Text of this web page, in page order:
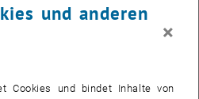
1. Oktober 2011 das neue Ressort
Die neue Homepage
und anderen
×
Cookies und bindet Inhalte von